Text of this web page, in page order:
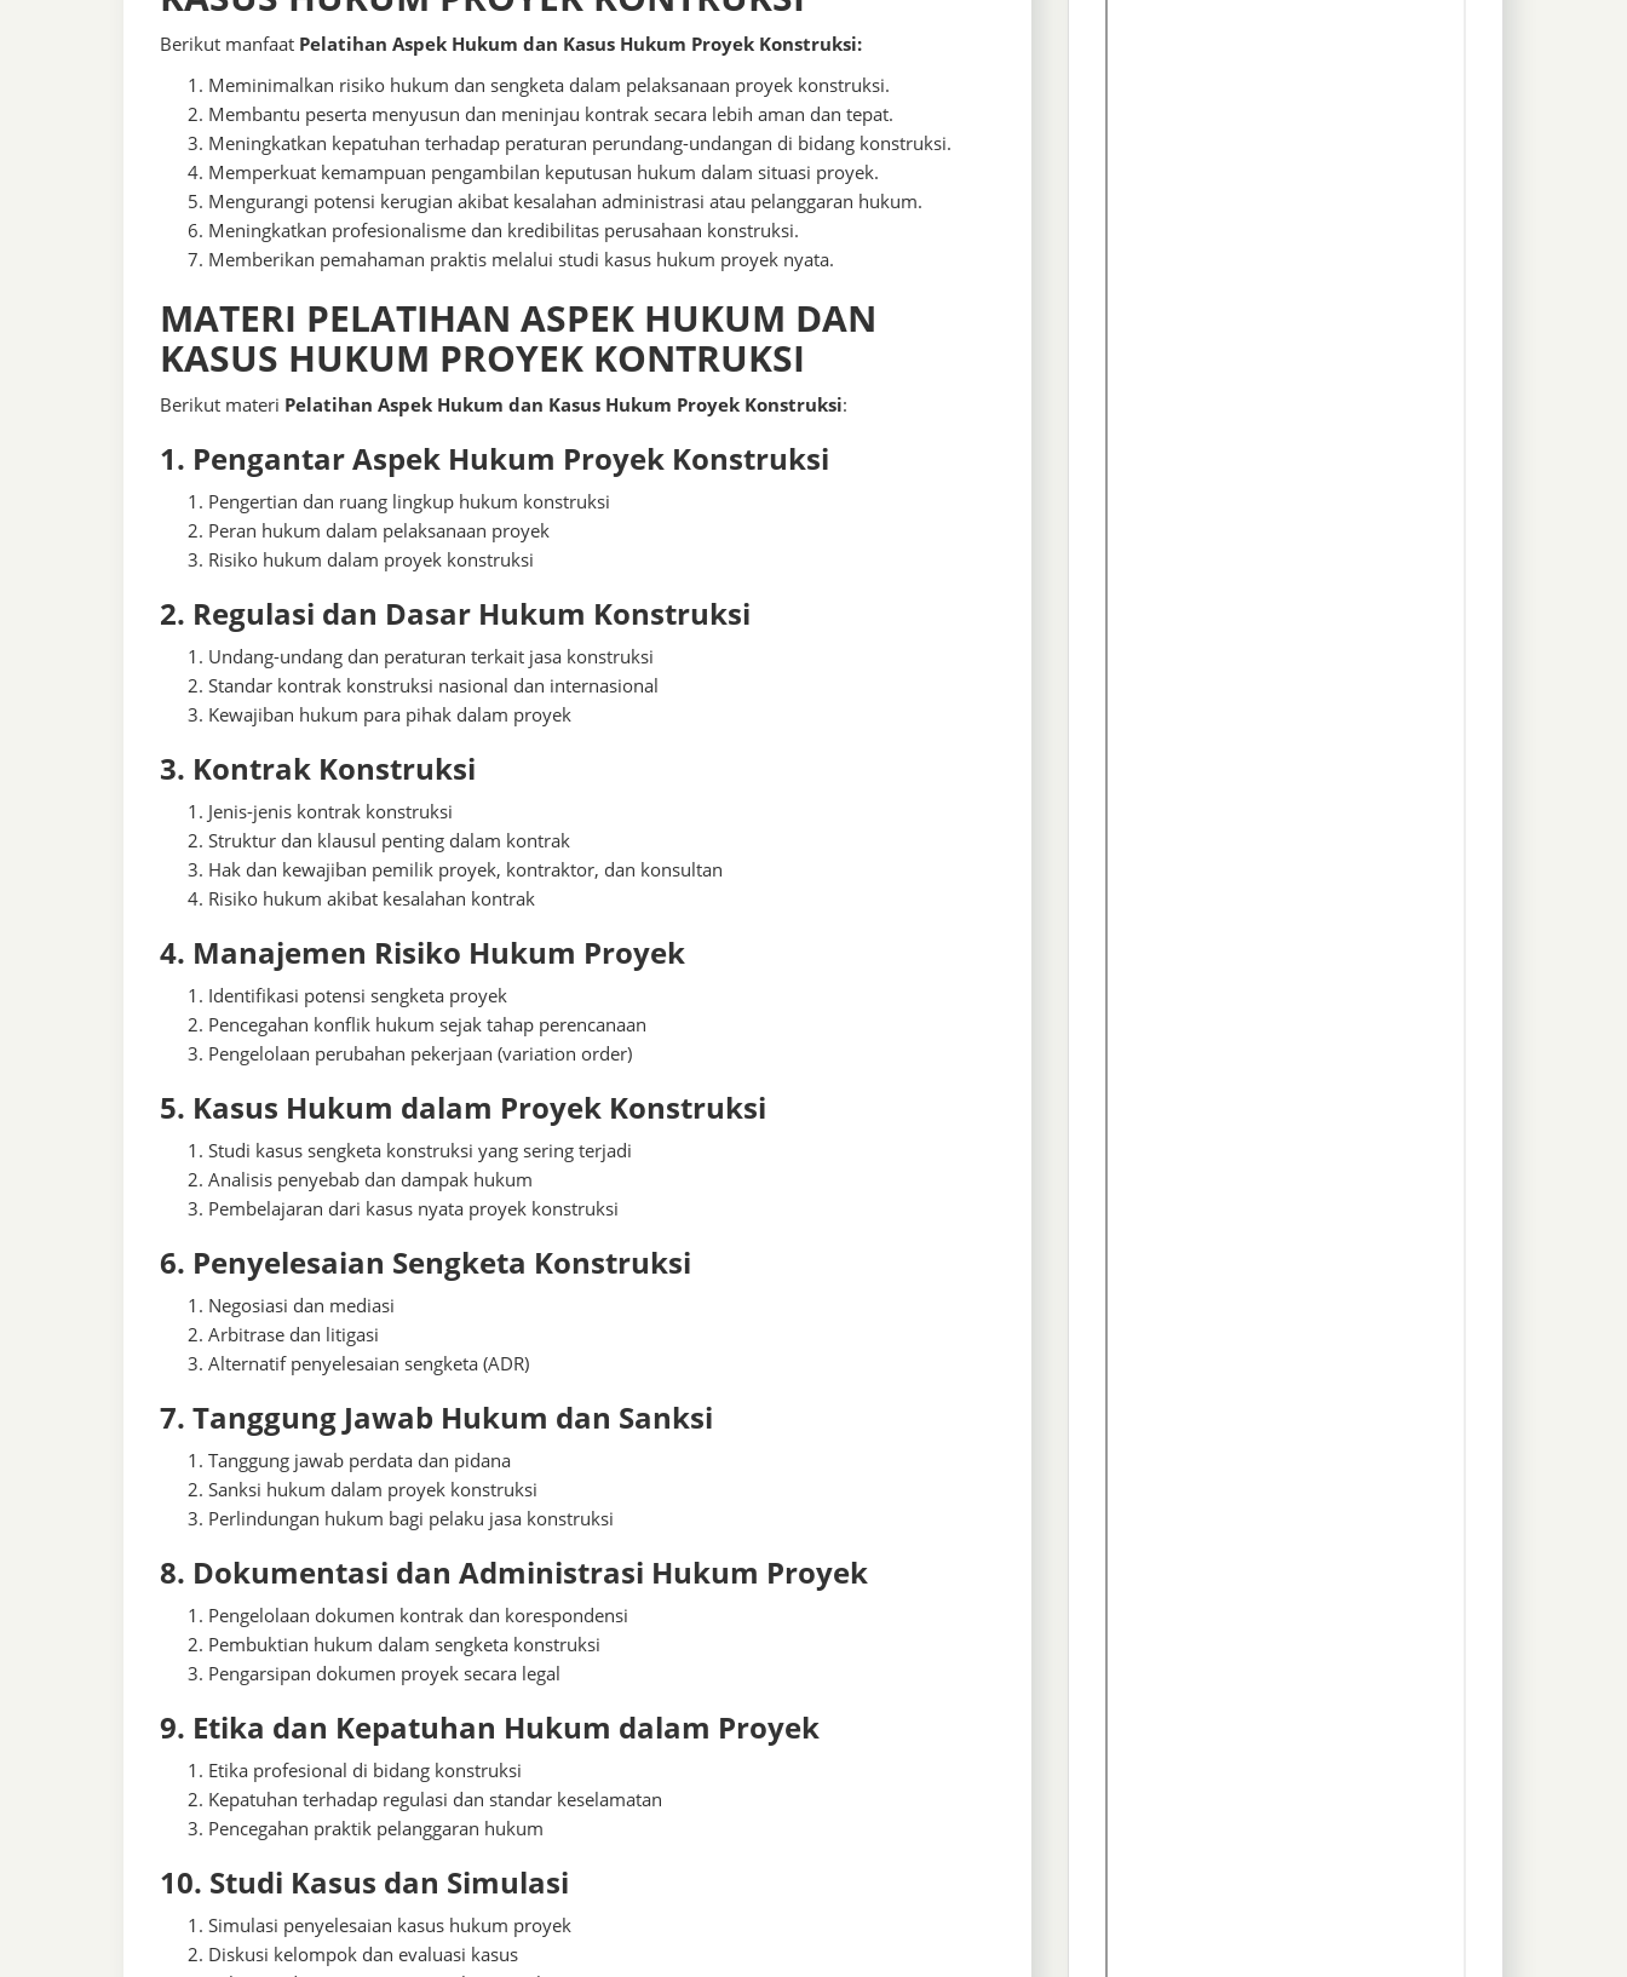
Berikut manfaat Pelatihan Aspek Hukum dan Kasus Hukum Proyek Konstruksi:
Meminimalkan risiko hukum dan sengketa dalam pelaksanaan proyek konstruksi.
Membantu peserta menyusun dan meninjau kontrak secara lebih aman dan tepat.
Meningkatkan kepatuhan terhadap peraturan perundang-undangan di bidang konstruksi.
Memperkuat kemampuan pengambilan keputusan hukum dalam situasi proyek.
Mengurangi potensi kerugian akibat kesalahan administrasi atau pelanggaran hukum.
Meningkatkan profesionalisme dan kredibilitas perusahaan konstruksi.
Memberikan pemahaman praktis melalui studi kasus hukum proyek nyata.
MATERI PELATIHAN ASPEK HUKUM DAN
KASUS HUKUM PROYEK KONTRUKSI
Berikut materi Pelatihan Aspek Hukum dan Kasus Hukum Proyek Konstruksi:
1. Pengantar Aspek Hukum Proyek Konstruksi
Pengertian dan ruang lingkup hukum konstruksi
Peran hukum dalam pelaksanaan proyek
Risiko hukum dalam proyek konstruksi
2. Regulasi dan Dasar Hukum Konstruksi
Undang-undang dan peraturan terkait jasa konstruksi
Standar kontrak konstruksi nasional dan internasional
Kewajiban hukum para pihak dalam proyek
3. Kontrak Konstruksi
Jenis-jenis kontrak konstruksi
Struktur dan klausul penting dalam kontrak
Hak dan kewajiban pemilik proyek, kontraktor, dan konsultan
Risiko hukum akibat kesalahan kontrak
4. Manajemen Risiko Hukum Proyek
Identifikasi potensi sengketa proyek
Pencegahan konflik hukum sejak tahap perencanaan
Pengelolaan perubahan pekerjaan (variation order)
5. Kasus Hukum dalam Proyek Konstruksi
Studi kasus sengketa konstruksi yang sering terjadi
Analisis penyebab dan dampak hukum
Pembelajaran dari kasus nyata proyek konstruksi
6. Penyelesaian Sengketa Konstruksi
Negosiasi dan mediasi
Arbitrase dan litigasi
Alternatif penyelesaian sengketa (ADR)
7. Tanggung Jawab Hukum dan Sanksi
Tanggung jawab perdata dan pidana
Sanksi hukum dalam proyek konstruksi
Perlindungan hukum bagi pelaku jasa konstruksi
8. Dokumentasi dan Administrasi Hukum Proyek
Pengelolaan dokumen kontrak dan korespondensi
Pembuktian hukum dalam sengketa konstruksi
Pengarsipan dokumen proyek secara legal
9. Etika dan Kepatuhan Hukum dalam Proyek
Etika profesional di bidang konstruksi
Kepatuhan terhadap regulasi dan standar keselamatan
Pencegahan praktik pelanggaran hukum
10. Studi Kasus dan Simulasi
Simulasi penyelesaian kasus hukum proyek
Diskusi kelompok dan evaluasi kasus